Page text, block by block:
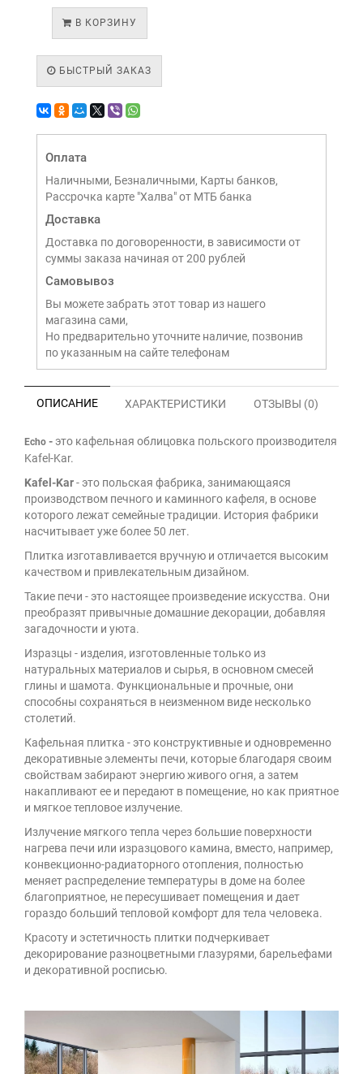
В КОРЗИНУ
БЫСТРЫЙ ЗАКАЗ
Оплата
Наличными, Безналичными, Карты банков,
Рассрочка карте "Халва" от МТБ банка
Доставка
Доставка по договоренности, в зависимости от
суммы заказа начиная от 200 рублей
Самовывоз
Вы можете забрать этот товар из нашего
магазина сами,
Но предварительно уточните наличие, позвонив
по указанным на сайте телефонам
ОПИСАНИЕ ХАРАКТЕРИСТИКИ ОТЗЫВЫ (0)
Echo -это кафельная облицовка польского производителя
Kafel-Kar.
Kafel-Kar- это польская фабрика, занимающаяся
производством печного и каминного кафеля, в основе
которого лежат семейные традиции. История фабрики
насчитывает уже более 50 лет.
Плитка изготавливается вручную и отличается высоким
качеством и привлекательным дизайном.
Такие печи - это настоящее произведение искусства. Они
преобразят привычные домашние декорации, добавляя
загадочности и уюта.
Изразцы - изделия, изготовленные только из
натуральных материалов и сырья, в основном смесей
глины и шамота. Функциональные и прочные, они
способны сохраняться в неизменном виде несколько
столетий.
Кафельная плитка - это конструктивные и одновременно
декоративные элементы печи, которые благодаря своим
свойствам забирают энергию живого огня, а затем
накапливают ее и передают в помещение, но как приятное
и мягкое тепловое излучение.
Излучение мягкого тепла через большие поверхности
нагрева печи или изразцового камина, вместо, например,
конвекционно-радиаторного отопления, полностью
меняет распределение температуры в доме на более
благоприятное, не пересушивает помещения и дает
гораздо больший тепловой комфорт для тела человека.
Красоту и эстетичность плитки подчеркивает
декорирование разноцветными глазурями, барельефами
и декоративной росписью.